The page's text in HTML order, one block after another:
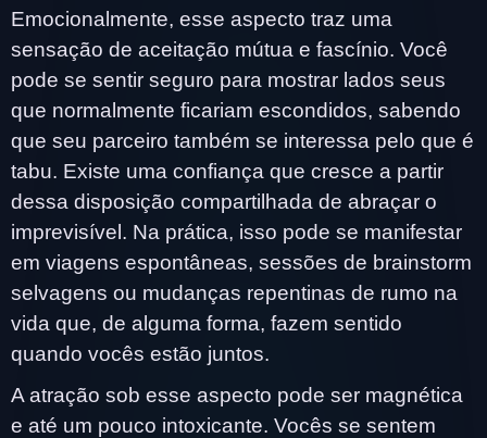
Emocionalmente, esse aspecto traz uma
sensação de aceitação mútua e fascínio. Você
pode se sentir seguro para mostrar lados seus
que normalmente ficariam escondidos, sabendo
que seu parceiro também se interessa pelo que é
tabu. Existe uma confiança que cresce a partir
dessa disposição compartilhada de abraçar o
imprevisível. Na prática, isso pode se manifestar
em viagens espontâneas, sessões de brainstorm
selvagens ou mudanças repentinas de rumo na
vida que, de alguma forma, fazem sentido
quando vocês estão juntos.
A atração sob esse aspecto pode ser magnética
e até um pouco intoxicante. Vocês se sentem